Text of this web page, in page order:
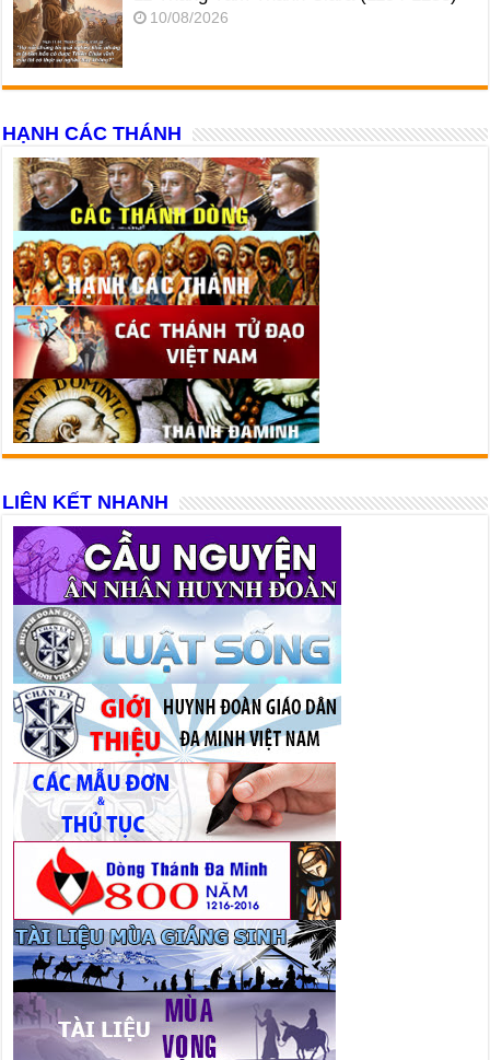
10/08/2026
HẠNH CÁC THÁNH
LIÊN KẾT NHANH